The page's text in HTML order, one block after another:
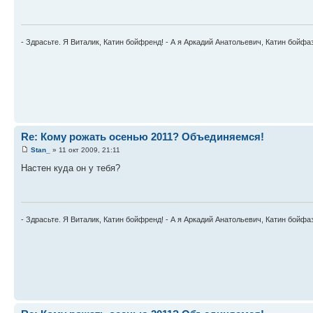
- Здрасьте. Я Виталик, Катин бойфренд! - А я Аркадий Анатольевич, Катин
Re: Кому рожать осенью 2011? Объединяемся!
Stan_ » 11 окт 2009, 21:11
Настен куда он у тебя?
- Здрасьте. Я Виталик, Катин бойфренд! - А я Аркадий Анатольевич, Катин